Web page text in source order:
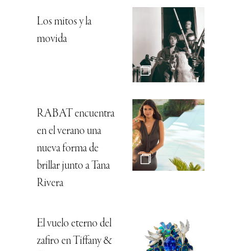
Los mitos y la
movida
RABAT encuentra
en el verano una
nueva forma de
brillar junto a Tana
Rivera
El vuelo eterno del
zafiro en Tiffany &